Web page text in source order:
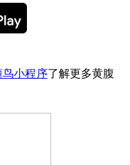
鸟小程序了解更多黄腹